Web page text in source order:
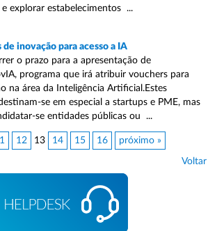
explorar estabelecimentos ...
de inovação para acesso a IA
o prazo para a apresentação de
programa que irá atribuir vouchers para
na área da Inteligência Artificial.Estes
se em especial a startups e PME, mas
se entidades públicas ou ...
12 13 14 15 16 próximo »
Voltar